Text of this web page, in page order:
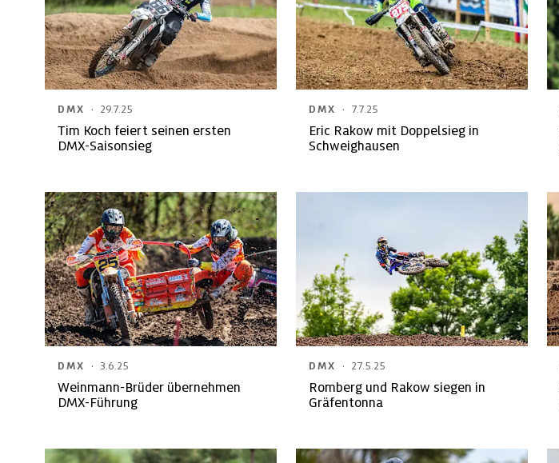
DMX · 29.7.25
Tim Koch feiert seinen ersten
DMX-Saisonsieg
DMX · 7.7.25
Eric Rakow mit Doppelsieg in
Schweighausen
DMX · 3.6.25
Weinmann-Brüder übernehmen
DMX-Führung
DMX · 27.5.25
Romberg und Rakow siegen in
Gräfentonna